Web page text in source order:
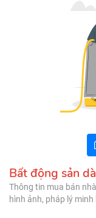
Bất động sản
Thông tin mua bán
hình ảnh, pháp lý minh